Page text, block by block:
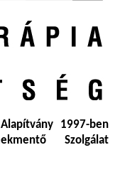
1997-ben
Szolgálat